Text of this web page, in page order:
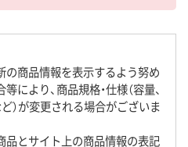
の商品情報を表示するよう努め
により、商品規格・仕様（容量、
）が変更される場合がございま
品とサイト上の商品情報の表記